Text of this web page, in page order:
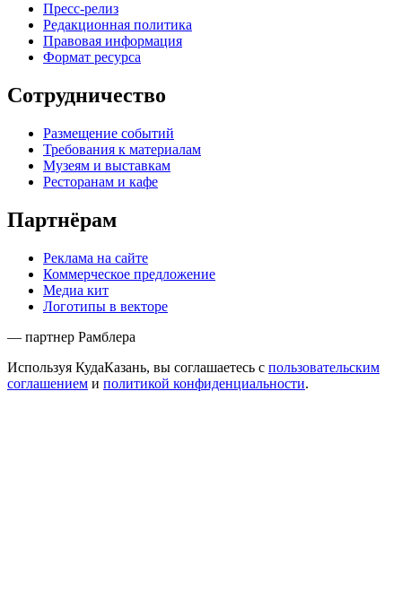
Пресс-релиз
Редакционная политика
Правовая информация
Формат ресурса
Сотрудничество
Размещение событий
Требования к материалам
Музеям и выставкам
Ресторанам и кафе
Партнёрам
Реклама на сайте
Коммерческое предложение
Медиа кит
Логотипы в векторе
— партнер Рамблера
Используя КудаКазань, вы соглашаетесь с пользовательским
соглашением и политикой конфиденциальности.